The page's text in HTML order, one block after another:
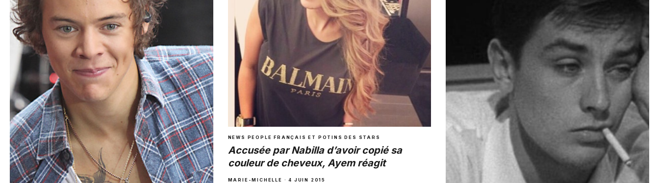
NEWS PEOPLE FRANÇAIS ET POTINS DES STARS
Accusée par Nabilla d’avoir copié sa
couleur de cheveux, Ayem réagit
MARIE-MICHELLE · 4 JUIN 2015